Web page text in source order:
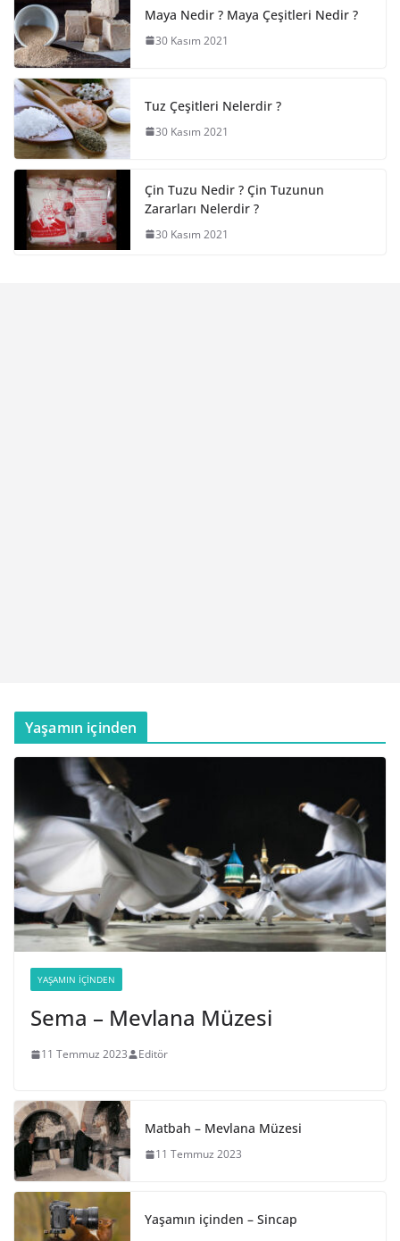
Maya Nedir ? Maya Çeşitleri Nedir ?
30 Kasım 2021
Tuz Çeşitleri Nelerdir ?
30 Kasım 2021
Çin Tuzu Nedir ? Çin Tuzunun
Zararları Nelerdir ?
30 Kasım 2021
Yaşamın içinden
YAŞAMIN İÇINDEN
Sema – Mevlana Müzesi
11 Temmuz 2023 Editör
Matbah – Mevlana Müzesi
11 Temmuz 2023
Yaşamın içinden – Sincap